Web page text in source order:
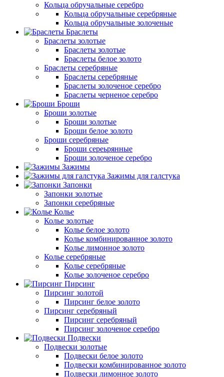
Кольца обручальные серебро
Кольца обручальные серебряные
Кольца обручальные золоченые
Браслеты
Браслеты золотые
Браслеты золотые
Браслеты белое золото
Браслеты серебряные
Браслеты cеребряные
Браслеты золоченое серебро
Браслеты черненое серебро
Броши
Броши золотые
Броши золотые
Броши белое золото
Броши серебряные
Броши сереьрянные
Броши золоченое серебро
Зажимы
Зажимы для галстука
Запонки
Запонки золотые
Запонки серебряные
Колье
Колье золотые
Колье белое золото
Колье комбинированное золото
Колье лимонное золото
Колье серебряные
Колье серебряные
Колье золоченое серебро
Пирсинг
Пирсинг золотой
Пирсинг белое золото
Пирсинг серебряный
Пирсинг серебряный
Пирсинг золоченое серебро
Подвески
Подвески золотые
Подвески белое золото
Подвески комбинированное золото
Подвески лимонное золото